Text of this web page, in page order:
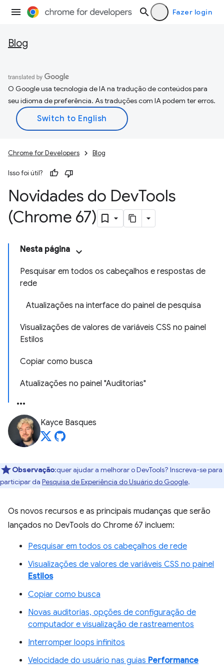
Fazer login
Blog
O Google usa tecnologia de IA na tradução de conteúdos para
seu idioma de preferência. As traduções com IA podem ter erros.
Chrome for Developers Blog
Isso foi útil?
Novidades do DevTools
(Chrome 67)
Nesta página
Pesquisar em todos os cabeçalhos e respostas de
rede
Atualizações na interface do painel de pesquisa
Visualizações de valores de variáveis CSS no painel
Estilos
Copiar como busca
Atualizações no painel "Auditorias"
Kayce Basques
Observação:quer ajudar a melhorar o DevTools? Inscreva-se para
participar da Pesquisa de Experiência do Usuário do Google.
Os novos recursos e as principais mudanças que serão
lançados no DevTools do Chrome 67 incluem:
Pesquisar em todos os cabeçalhos de rede
Visualizações de valores de variáveis CSS no painel
Estilos
Copiar como busca
Novas auditorias, opções de configuração de
computador e visualização de rastreamentos
Interromper loops infinitos
Velocidade do usuário nas guias Performance